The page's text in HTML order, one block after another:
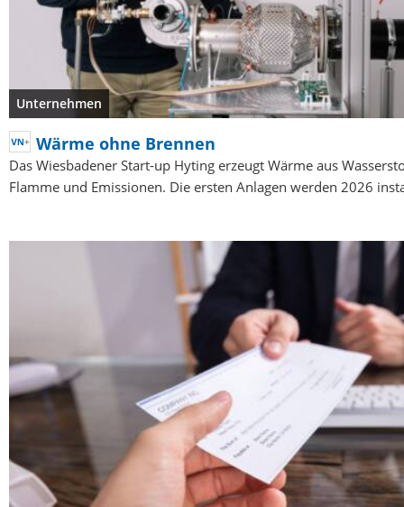
Unternehmen
Wärme ohne Brennen
Das Wiesbadener Start-up Hyting erzeugt Wärme aus
Flamme und Emissionen. Die ersten Anlagen werden 2026